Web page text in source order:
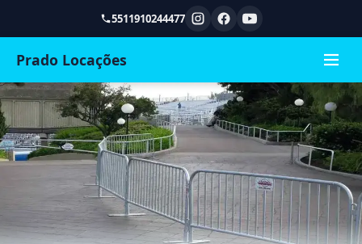
5511910244477
Prado Locações